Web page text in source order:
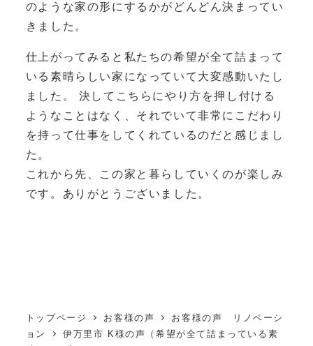
のような家の形にするかがどんどん決まってい
きました。
仕上がってみると私たちの希望が全て詰まって
いる素晴らしい家になっていて大変感動いたし
ました。 決してこちらにやり方を押し付ける
ようなことはなく、それでいて非常にこだわり
を持って仕事をしてくれているのだと感じまし
た。
これから先、この家と暮らしていくのが楽しみ
です。ありがとうございました。
トップページ お客様の声
お客様の声 リノベーシ
ョン
伊万里市 K様の声（希望が全て詰まっている素